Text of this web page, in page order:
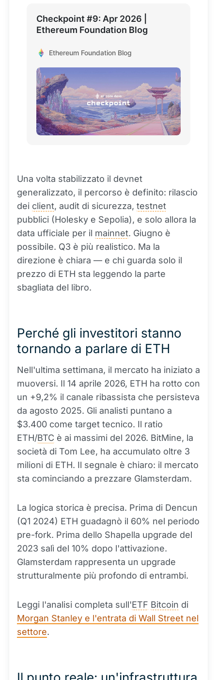
Checkpoint #9: Apr 2026 |
Ethereum Foundation Blog
Ethereum Foundation Blog
Una volta stabilizzato il devnet
generalizzato, il percorso è definito: rilascio
dei client, audit di sicurezza, testnet
pubblici (Holesky e Sepolia), e solo allora la
data ufficiale per il mainnet. Giugno è
possibile. Q3 è più realistico. Ma la
direzione è chiara — e chi guarda solo il
prezzo di ETH sta leggendo la parte
sbagliata del libro.
Perché gli investitori stanno
tornando a parlare di ETH
Nell'ultima settimana, il mercato ha iniziato a
muoversi. Il 14 aprile 2026, ETH ha rotto con
un +9,2% il canale ribassista che persisteva
da agosto 2025. Gli analisti puntano a
$3.400 come target tecnico. Il ratio
ETH/BTC è ai massimi del 2026. BitMine, la
società di Tom Lee, ha accumulato oltre 3
milioni di ETH. Il segnale è chiaro: il mercato
sta cominciando a prezzare Glamsterdam.
La logica storica è precisa. Prima di Dencun
(Q1 2024) ETH guadagnò il 60% nel periodo
pre-fork. Prima dello Shapella upgrade del
2023 salì del 10% dopo l'attivazione.
Glamsterdam rappresenta un upgrade
strutturalmente più profondo di entrambi.
Leggi l'analisi completa sull'ETF Bitcoin di
Morgan Stanley e l'entrata di Wall Street nel
settore.